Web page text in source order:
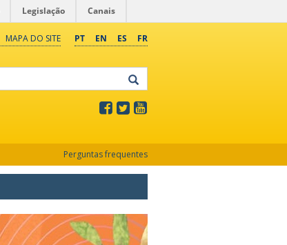
Legislação Canais
PT EN ES FR
MAPA DO SITE
Perguntas frequentes